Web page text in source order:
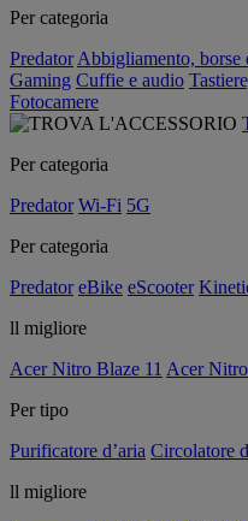
Per categoria
Predator Abbigliamento, borse
Gaming Cuffie e audio
Fotocamere
Per categoria
Predator Wi-Fi 5G
Per categoria
Predator eBike eScooter
ll migliore
Acer Nitro Blaze 11 Acer
Per tipo
Purificatore d’aria Circolatore
ll migliore